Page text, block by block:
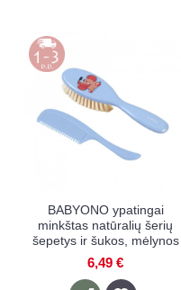
BABYONO ypatingai
minkštas natūralių šerių
šepetys ir šukos, mėlynos
6,49 €